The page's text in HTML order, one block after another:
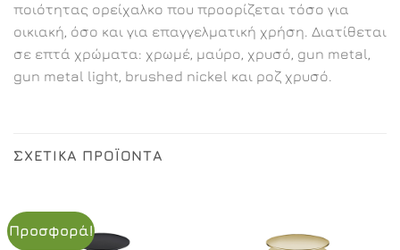
ποιότητας ορείχαλκο που προορίζεται τόσο για
οικιακή, όσο και για επαγγελματική χρήση. Διατίθεται
σε επτά χρώματα: χρωμέ, μαύρο, χρυσό, gun metal,
gun metal light, brushed nickel και ροζ χρυσό.
ΣΧΕΤΙΚΆ ΠΡΟΪΌΝΤΑ
Προσφορά!